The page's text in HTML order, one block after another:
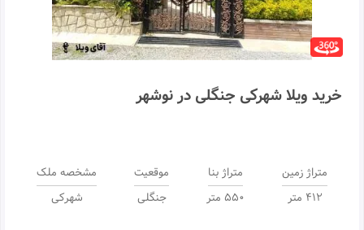
خرید ویلا شهرکی جنگلی در نوشهر
متراژ زمین
412 متر
متراژ بنا
550 متر
موقعیت
جنگلی
مشخصه ملک
شهرکی